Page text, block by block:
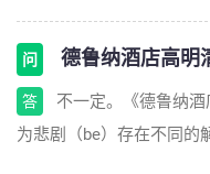
问 德鲁纳酒店高明
答
不一定。《德鲁纳
为悲剧（be）存在不同的